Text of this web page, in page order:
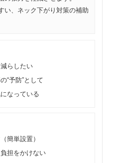
い、ネック下がり対策の補助
らしたい
“予防”として
なっている
簡単設置）
担をかけない